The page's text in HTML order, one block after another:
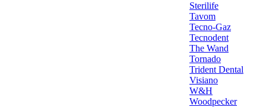
Sterilife
Tavom
Tecno-Gaz
Tecnodent
The Wand
Tornado
Trident Dental
Visiano
W&H
Woodpecker